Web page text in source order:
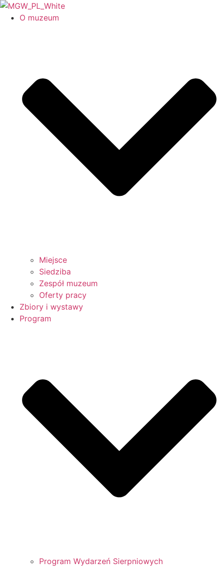
O muzeum
Miejsce
Siedziba
Zespół muzeum
Oferty pracy
Zbiory i wystawy
Program
Program Wydarzeń Sierpniowych